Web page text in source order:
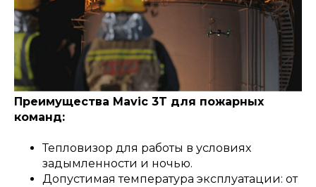
Преимущества Mavic 3T для пожарных
команд:
Тепловизор для работы в условиях
задымленности и ночью.
Допустимая температура эксплуатации: от